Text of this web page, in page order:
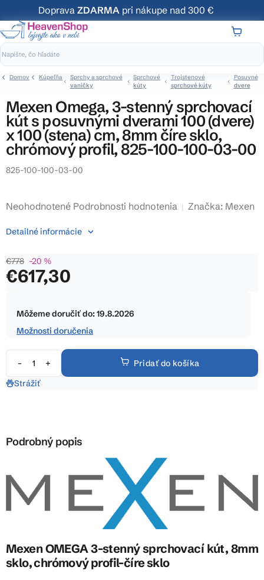
na
obsah
Doprava ZDARMA pri nákupe nad 300 €
Domov Kúpeľňa
Sprchy a sprchové
vaničky
Sprchové
kúty
Trojstenové
sprchové kúty
Posuvné
dvere
Mexen Omega, 3-stenný sprchovací
kút s posuvnými dverami 100 (dvere)
x 100 (stena) cm, 8mm číre sklo,
chrómový profil, 825-100-100-03-00
825-100-100-03-00
Priemerné
produktu
0,0
z
Neohodnotené Podrobnosti hodnotenia Značka: Mexen
€778 –20 %
€617,30
cena:
Môžeme doručiť do:19.8.2026
Možnosti doručenia
Pridať do košíka
Detailné informácie
Strážiť
Podrobný popis
Mexen OMEGA 3-stenný sprchovací kút, 8mm
sklo, chrómový profil-číre sklo